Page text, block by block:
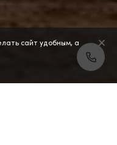
сайт удобным, а